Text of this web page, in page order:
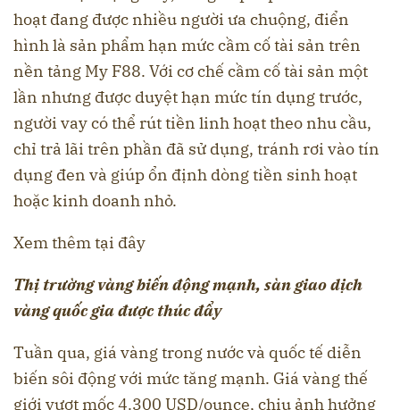
hoạt đang được nhiều người ưa chuộng, điển
hình là sản phẩm hạn mức cầm cố tài sản trên
nền tảng My F88. Với cơ chế cầm cố tài sản một
lần nhưng được duyệt hạn mức tín dụng trước,
người vay có thể rút tiền linh hoạt theo nhu cầu,
chỉ trả lãi trên phần đã sử dụng, tránh rơi vào tín
dụng đen và giúp ổn định dòng tiền sinh hoạt
hoặc kinh doanh nhỏ.
Xem thêm tại đây
Thị trường vàng biến động mạnh, sàn giao dịch
vàng quốc gia được thúc đẩy
Tuần qua, giá vàng trong nước và quốc tế diễn
biến sôi động với mức tăng mạnh. Giá vàng thế
giới vượt mốc 4.300 USD/ounce, chịu ảnh hưởng